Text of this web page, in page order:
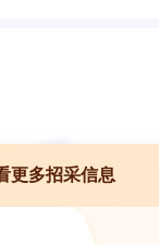
更多招采信息